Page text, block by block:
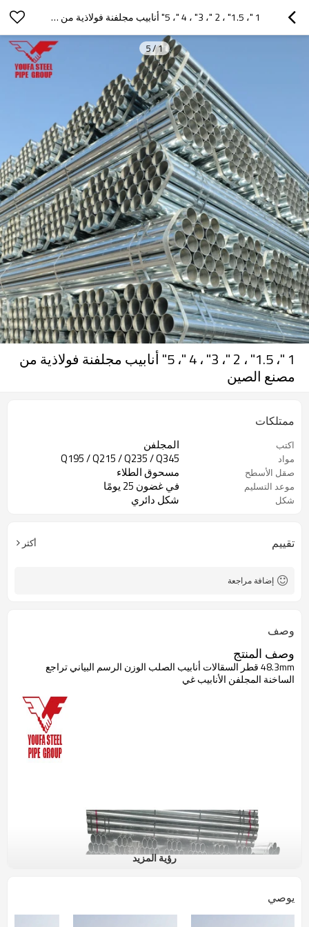
1 "، 1.5" ، 2 "، 3" ، 4 "، 5" أنابيب مجلفنة فولاذية من مصنع الصين
1
/
5
1 "، 1.5" ، 2 "، 3" ، 4 "، 5" أنابيب مجلفنة فولاذية من
مصنع الصين
ممتلكات
اكتب المجلفن
مواد Q195 / Q215 / Q235 / Q345
صقل الأسطح مسحوق الطلاء
موعد التسليم في غضون 25 يومًا
شكل شكل دائري
تقييم أكثر
إضافة مراجعة
وصف
وصف المنتج
48.3mm قطر السقالات أنابيب الصلب الوزن الرسم البياني تراجع
الساخنة المجلفن الأنابيب غي
رؤية المزيد
يوصي